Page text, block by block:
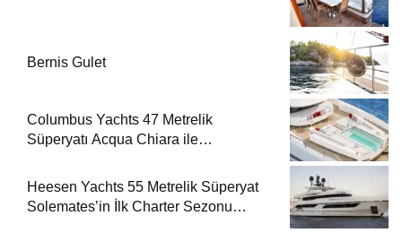
Bernis Gulet
Columbus Yachts 47 Metrelik
Süperyatı Acqua Chiara ile
Heesen Yachts 55 Metrelik Süperyat
Solemates’in İlk Charter Sezonu